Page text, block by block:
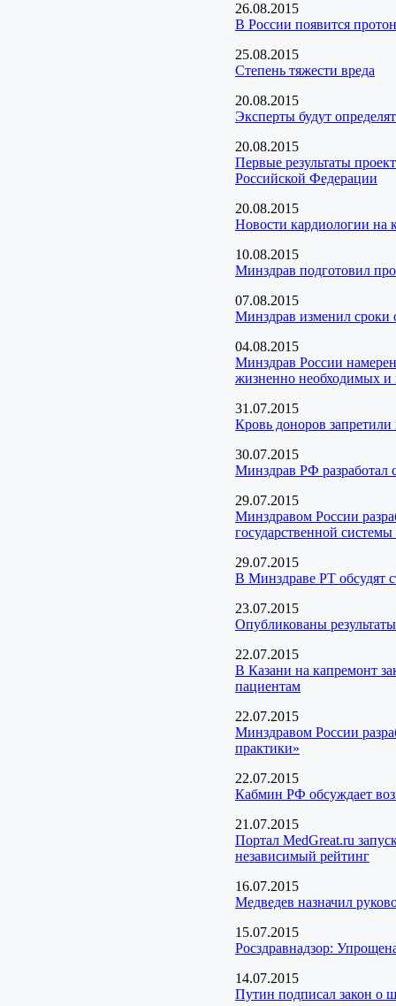
26.08.2015
В России появится
25.08.2015
Степень тяжести вреда
20.08.2015
Эксперты будут
20.08.2015
Первые результаты
Российской Федерации
20.08.2015
Новости кардиологии на
10.08.2015
Минздрав подготовил
07.08.2015
Минздрав изменил
04.08.2015
Минздрав России
жизненно необходимых и
31.07.2015
Кровь доноров
30.07.2015
Минздрав РФ разработал
29.07.2015
Минздравом России
государственной
29.07.2015
В Минздраве РТ обсудят
23.07.2015
Опубликованы
22.07.2015
В Казани на капремонт
пациентам
22.07.2015
Минздравом России
практики»
22.07.2015
Кабмин РФ обсуждает
21.07.2015
Портал MedGreat.ru
независимый рейтинг
16.07.2015
Медведев назначил
15.07.2015
Росздравнадзор:
14.07.2015
Путин подписал закон о